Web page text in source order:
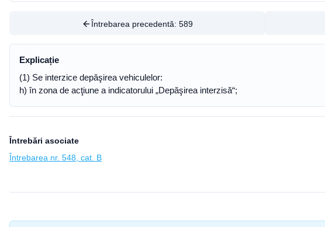
Întrebarea precedentă: 589
Explicație
(1) Se interzice depăşirea vehiculelor:
h) în zona de acţiune a indicatorului „Depăşirea interzisă“;
Întrebări asociate
Întrebarea nr. 548, cat. B